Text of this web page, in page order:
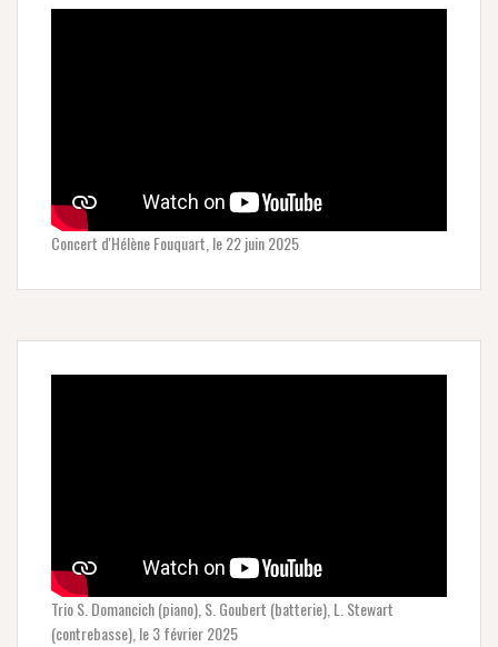
Concert d'Hélène Fouquart, le 22 juin 2025
Trio S. Domancich (piano), S. Goubert (batterie), L. Stewart
(contrebasse), le 3 février 2025